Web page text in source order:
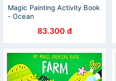
Magic Painting Activity Book
- Ocean
83.300 đ